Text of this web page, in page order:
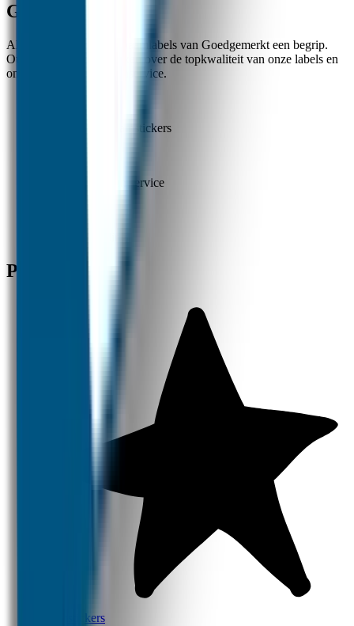
Goedgemerkt
Al ruim 20 jaar zijn de naamlabels van Goedgemerkt een begrip.
Ouders zijn zeer te spreken over de topkwaliteit van onze labels en
onze uitstekende klantenservice.
Nummer 1 in naamstickers
Beste kwaliteit en service
Producten
Naamstickers